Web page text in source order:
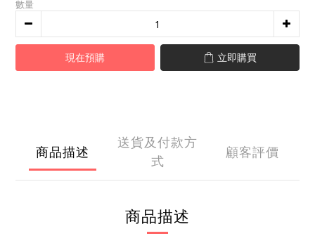
數量
現在預購 立即購買
商品描述
送貨及付款方
式
顧客評價
商品描述